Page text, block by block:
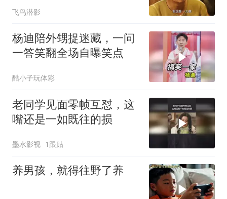
飞鸟潜影
杨迪陪外甥捉迷藏，一问
一答笑翻全场自曝笑点
酷小子玩体彩
老同学见面零帧互怼，这
嘴还是一如既往的损
墨水影视 1跟贴
养男孩，就得往野了养